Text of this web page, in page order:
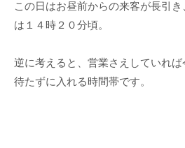
この日はお昼前からの来客が長引
は１４時２０分頃。
逆に考えると、営業さえしていれ
待たずに入れる時間帯です。